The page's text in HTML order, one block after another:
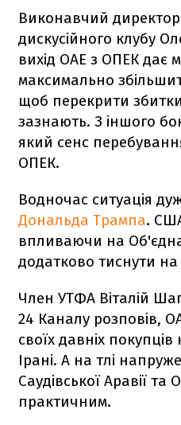
Виконавчий
дискусійного клубу
вихід ОАЕ з ОПЕК дає
максимально
щоб перекрити
зазнають. З іншого
який сенс
ОПЕК.
Водночас ситуація
Дональда Трампа.
впливаючи на
додатково тиснути
Член УТФА Віталій
24 Каналу розповів,
своїх давніх
Ірані. А на тлі
Саудівської Аравії та
практичним.